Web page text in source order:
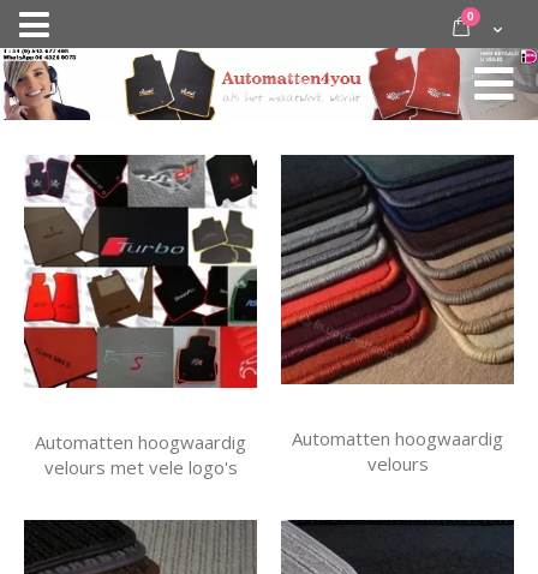
Nav
activeren
door
inhoud
Cart
0 items
Automatten hoogwaardig
velours met vele logo's
Automatten hoogwaardig
velours